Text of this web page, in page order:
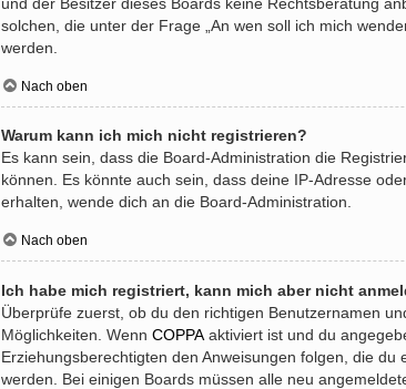
solchen, die unter der Frage „An wen soll ich mich
werden.
Nach oben
Warum kann ich mich nicht registrieren?
Es kann sein, dass die Board-Administration die
können. Es könnte auch sein, dass deine IP-Adresse
erhalten, wende dich an die Board-Administration.
Nach oben
Ich habe mich registriert, kann mich aber nicht
Überprüfe zuerst, ob du den richtigen Benutzernamen
Möglichkeiten. Wenn COPPA aktiviert ist und du
Erziehungsberechtigten den Anweisungen folgen, die
werden. Bei einigen Boards müssen alle neu